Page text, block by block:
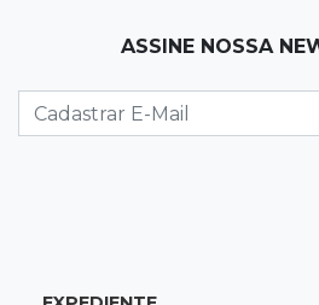
Eleições 2026
Reinaldo Azambuja sobre
ASSINE NOSSA